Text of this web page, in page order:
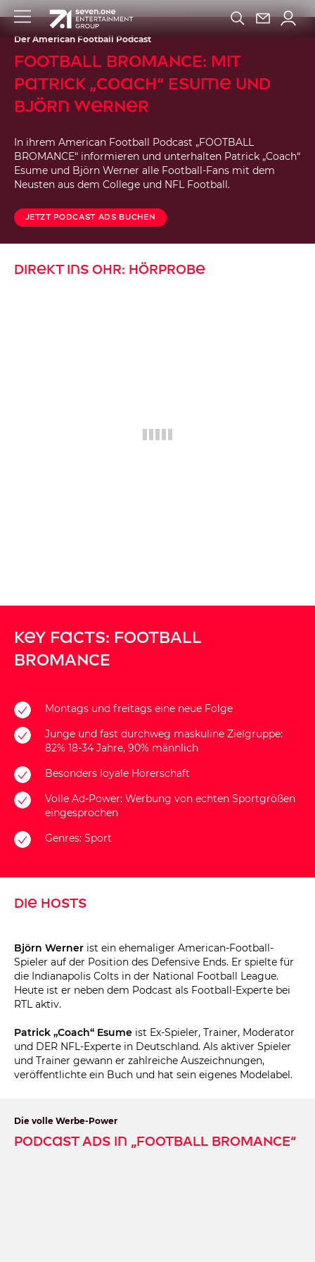
Der American Football Podcast
FOOTBALL BROMANCE: Mit
Patrick „Coach“ Esume und
Björn Werner
In ihrem American Football Podcast „FOOTBALL
BROMANCE“ informieren und unterhalten Patrick „Coach“
Esume und Björn Werner alle Football-Fans mit dem
Neusten aus dem College und NFL Football.
Jetzt Podcast Ads Buchen
Direkt ins Ohr: Hörprobe
Key Facts: FOOTBALL
BROMANCE
Montags und freitags eine neue Folge
Junge und fast durchweg maskuline Zielgruppe:
82% 18-34 Jahre, 90% männlich
Besonders loyale Hörerschaft
Volle Ad-Power: Werbung von echten Sportgrößen
eingesprochen
Genres: Sport
Die Hosts
Björn Werner ist ein ehemaliger American-Football-
Spieler auf der Position des Defensive Ends. Er spielte für
die Indianapolis Colts in der National Football League.
Heute ist er neben dem Podcast als Football-Experte bei
RTL aktiv.
Patrick „Coach“ Esume ist Ex-Spieler, Trainer, Moderator
und DER NFL-Experte in Deutschland. Als aktiver Spieler
und Trainer gewann er zahlreiche Auszeichnungen,
veröffentlichte ein Buch und hat sein eigenes Modelabel.
Die volle Werbe-Power
Podcast Ads in „FOOTBALL BROMANCE“